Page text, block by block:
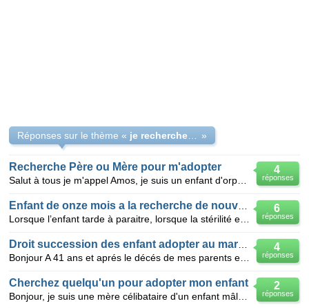
Réponses sur le thème « »
4
réponses
Recherche Père ou Mère pour m'adopter
6
réponses
4
réponses
2
réponses
Cherchez quelqu'un pour adopter mon enfant